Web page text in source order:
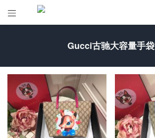

Gucci古驰大容量手袋